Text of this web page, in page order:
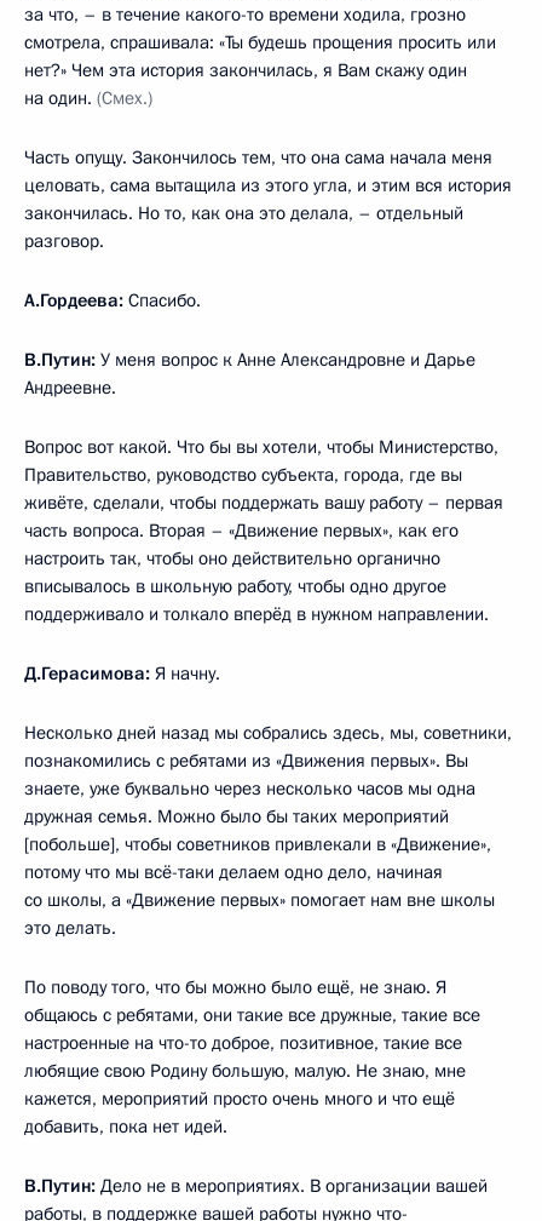
за что, – в течение какого-то времени ходила, грозно
смотрела, спрашивала: «Ты будешь прощения просить или
нет?» Чем эта история закончилась, я Вам скажу один
на один. (Смех.)
Часть опущу. Закончилось тем, что она сама начала меня
целовать, сама вытащила из этого угла, и этим вся история
закончилась. Но то, как она это делала, – отдельный
разговор.
А.Гордеева: Спасибо.
В.Путин: У меня вопрос к Анне Александровне и Дарье
Андреевне.
Вопрос вот какой. Что бы вы хотели, чтобы Министерство,
Правительство, руководство субъекта, города, где вы
живёте, сделали, чтобы поддержать вашу работу – первая
часть вопроса. Вторая – «Движение первых», как его
настроить так, чтобы оно действительно органично
вписывалось в школьную работу, чтобы одно другое
поддерживало и толкало вперёд в нужном направлении.
Д.Герасимова: Я начну.
Несколько дней назад мы собрались здесь, мы, советники,
познакомились с ребятами из «Движения первых». Вы
знаете, уже буквально через несколько часов мы одна
дружная семья. Можно было бы таких мероприятий
[побольше], чтобы советников привлекали в «Движение»,
потому что мы всё-таки делаем одно дело, начиная
со школы, а «Движение первых» помогает нам вне школы
это делать.
По поводу того, что бы можно было ещё, не знаю. Я
общаюсь с ребятами, они такие все дружные, такие все
настроенные на что-то доброе, позитивное, такие все
любящие свою Родину большую, малую. Не знаю, мне
кажется, мероприятий просто очень много и что ещё
добавить, пока нет идей.
В.Путин: Дело не в мероприятиях. В организации вашей
работы, в поддержке вашей работы нужно что-